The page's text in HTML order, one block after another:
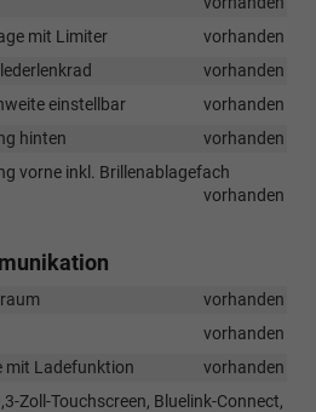
mit Limiter
vorhanden
vorhanden
einstellbar
vorhanden
hinten
vorhanden
vorne inkl. Brillenablagefach
vorhanden
vorhanden
vorhanden
mit Ladefunktion
vorhanden
Zoll-Touchscreen, Bluelink-Connect,